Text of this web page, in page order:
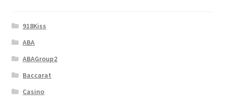
918Kiss
ABA
ABAGroup2
Baccarat
Casino